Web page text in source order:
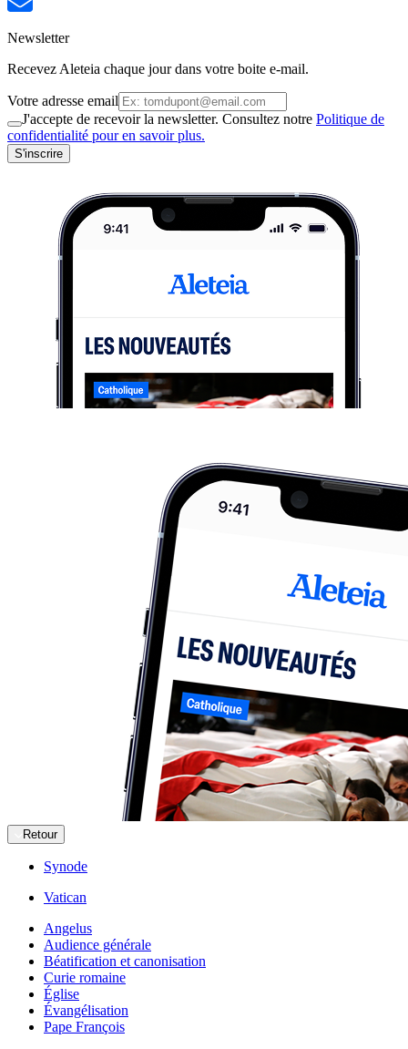
Newsletter
Recevez Aleteia chaque jour dans votre boite e-mail.
Votre adresse email
J'accepte de recevoir la newsletter. Consultez notre Politique de
confidentialité pour en savoir plus.
S'inscrire
Retour
Synode
Vatican
Angelus
Audience générale
Béatification et canonisation
Curie romaine
Église
Évangélisation
Pape François